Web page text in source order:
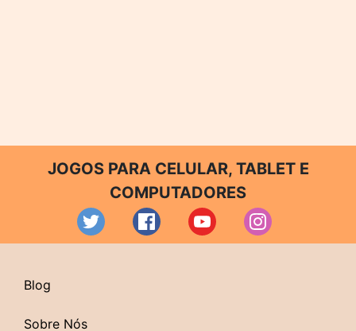
JOGOS PARA CELULAR, TABLET E
COMPUTADORES
Blog
Sobre Nós